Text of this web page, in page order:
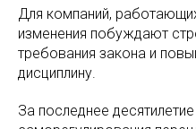
Для компаний,
изменения побуждают
требования закона и
дисциплину.
За последнее